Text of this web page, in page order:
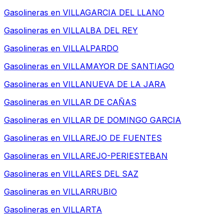
Gasolineras en VILLAGARCIA DEL LLANO
Gasolineras en VILLALBA DEL REY
Gasolineras en VILLALPARDO
Gasolineras en VILLAMAYOR DE SANTIAGO
Gasolineras en VILLANUEVA DE LA JARA
Gasolineras en VILLAR DE CAÑAS
Gasolineras en VILLAR DE DOMINGO GARCIA
Gasolineras en VILLAREJO DE FUENTES
Gasolineras en VILLAREJO-PERIESTEBAN
Gasolineras en VILLARES DEL SAZ
Gasolineras en VILLARRUBIO
Gasolineras en VILLARTA